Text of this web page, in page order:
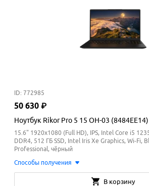
ID: 772985
50 630 ₽
Ноутбук Rikor Pro 5 15 OH-03 (8484EE14)
15.6" 1920x1080 (Full HD), IPS, Intel Core i5
DDR4, 512 ГБ SSD, Intel Iris Xe Graphics, Wi-Fi,
Professional, чёрный
Способы получения
В корзину